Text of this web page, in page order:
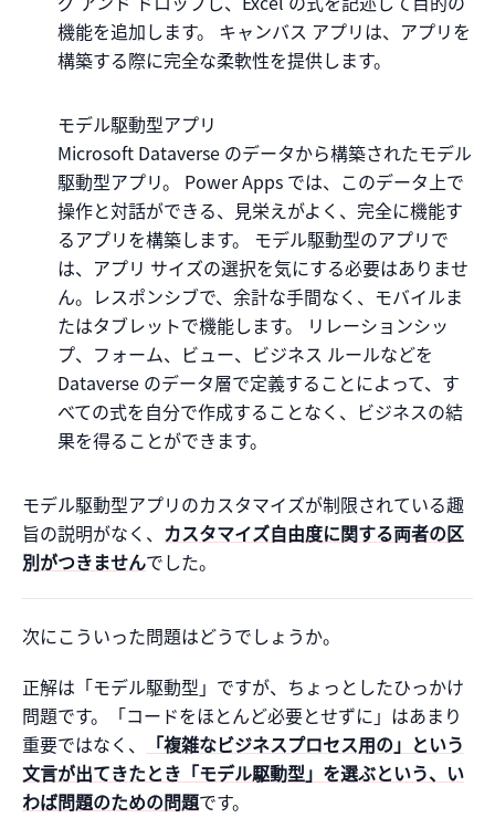
機能を追加します。 キャンバス アプリは、アプリを
構築する際に完全な柔軟性を提供します。
モデル駆動型アプリ
Microsoft Dataverse のデータから構築されたモデル
駆動型アプリ。 Power Apps では、このデータ上で
操作と対話ができる、見栄えがよく、完全に機能す
るアプリを構築します。 モデル駆動型のアプリで
は、アプリ サイズの選択を気にする必要はありませ
ん。レスポンシブで、余計な手間なく、モバイルま
たはタブレットで機能します。 リレーションシッ
プ、フォーム、ビュー、ビジネス ルールなどを
Dataverse のデータ層で定義することによって、す
べての式を自分で作成することなく、ビジネスの結
果を得ることができます。
モデル駆動型アプリのカスタマイズが制限されている趣
旨の説明がなく、 カスタマイズ自由度に関する両者の区
別がつきませんでした。
次にこういった問題はどうでしょうか。
正解は「モデル駆動型」ですが、ちょっとしたひっかけ
問題です。「コードをほとんど必要とせずに」はあまり
重要ではなく、
「複雑なビジネスプロセス用の」という
文言が出てきたとき「モデル駆動型」を選ぶという、い
わば問題のための問題です。